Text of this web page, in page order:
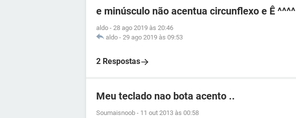
e minúsculo não acentua circunflexo e Ê ^^^^
aldo - 28 ago 2019 às 20:46
aldo - 29 ago 2019 às 09:53
2 Respostas
Meu teclado nao bota acento ..
Soumaisnoob - 11 out 2013 às 00:58